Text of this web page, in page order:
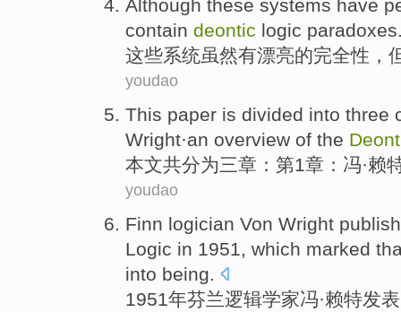
Although these systems have
contain deontic logic paradoxes
这些系统虽然有漂亮的完全性 ，
youdao
This paper is divided into three
Wright·an overview of the
本文共分为三章 ： 第1章 ：冯·赖
youdao
Finn logician Von Wright
Logic in 1951, which marked
into being.
1951年芬兰逻辑学家冯·赖特发表